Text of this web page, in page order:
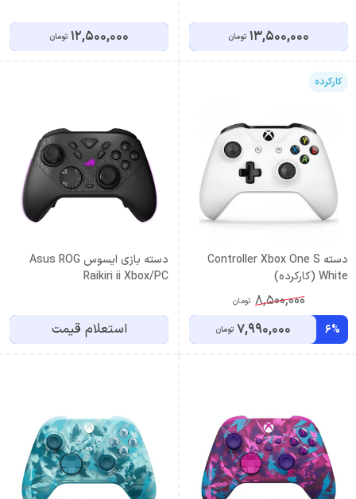
13,500,000 تومان 12,500,000 تومان
کارکرده
دسته Controller Xbox One S
White (کارکرده)
8,500,000 تومان
6%
7,990,000 تومان
دسته بازی ایسوس Asus ROG
Raikiri ii Xbox/PC
استعلام قیمت